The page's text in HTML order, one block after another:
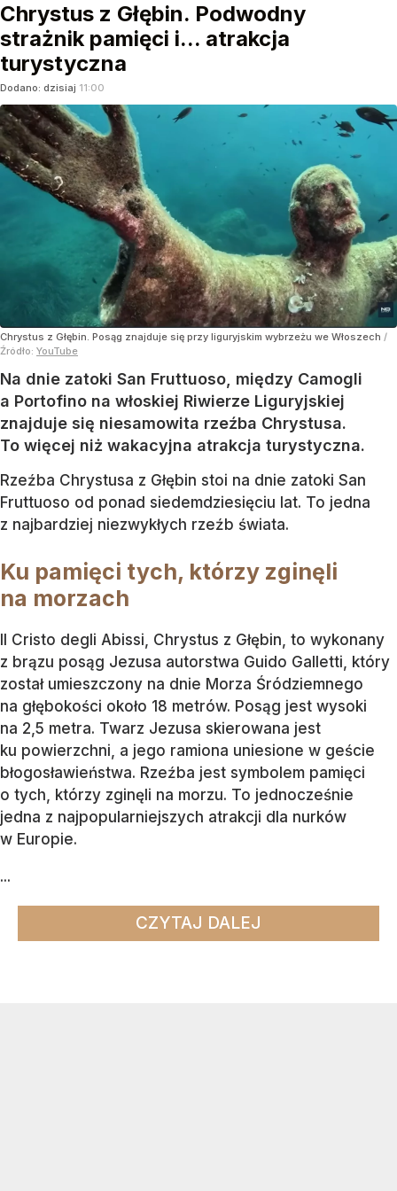
Chrystus z Głębin. Podwodny
strażnik pamięci i... atrakcja
turystyczna
Dodano: dzisiaj 11:00
Chrystus z Głębin. Posąg znajduje się przy liguryjskim wybrzeżu we Włoszech /
Źródło: YouTube
Na dnie zatoki San Fruttuoso, między Camogli
a Portofino na włoskiej Riwierze Liguryjskiej
znajduje się niesamowita rzeźba Chrystusa.
To więcej niż wakacyjna atrakcja turystyczna.
Rzeźba Chrystusa z Głębin stoi na dnie zatoki San
Fruttuoso od ponad siedemdziesięciu lat. To jedna
z najbardziej niezwykłych rzeźb świata.
Ku pamięci tych, którzy zginęli
na morzach
Il Cristo degli Abissi, Chrystus z Głębin, to wykonany
z brązu posąg Jezusa autorstwa Guido Galletti, który
został umieszczony na dnie Morza Śródziemnego
na głębokości około 18 metrów. Posąg jest wysoki
na 2,5 metra. Twarz Jezusa skierowana jest
ku powierzchni, a jego ramiona uniesione w geście
błogosławieństwa. Rzeźba jest symbolem pamięci
o tych, którzy zginęli na morzu. To jednocześnie
jedna z najpopularniejszych atrakcji dla nurków
w Europie.
...
CZYTAJ DALEJ